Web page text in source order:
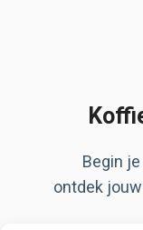
Begin
ontdek